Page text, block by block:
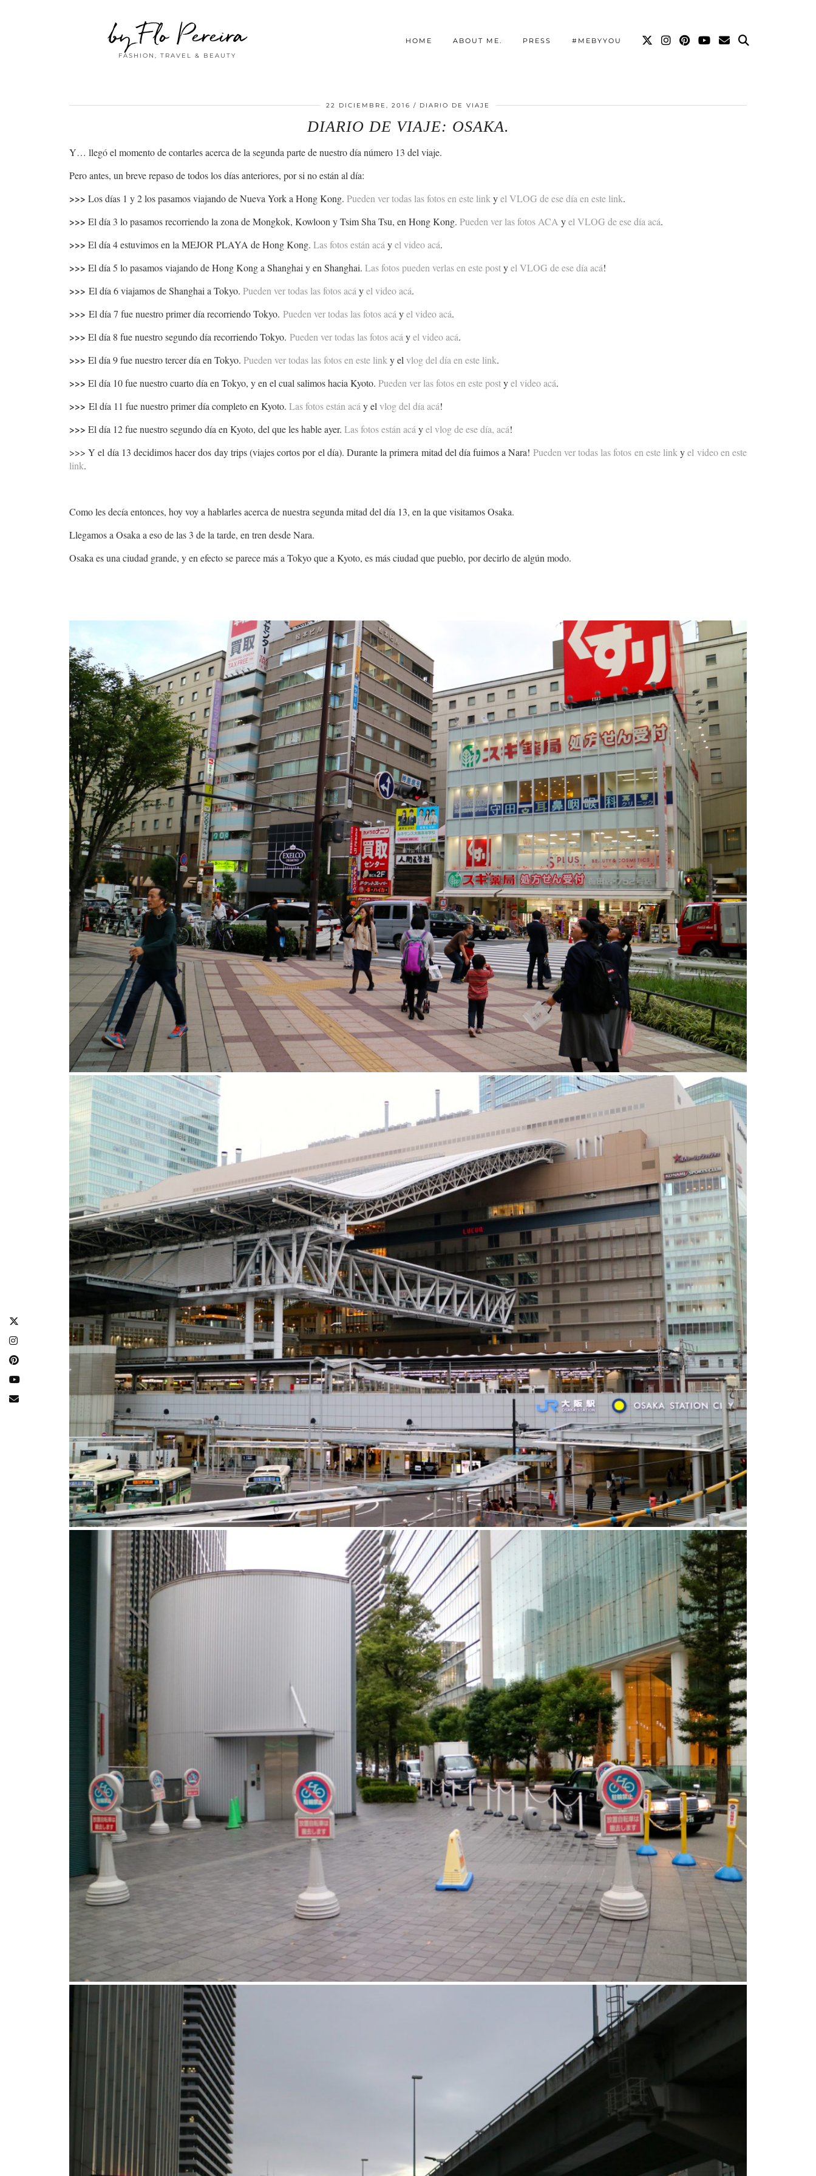
by Flo Pereira
FASHION, TRAVEL & BEAUTY
HOME ABOUT ME. PRESS #MEBYYOU
22 DICIEMBRE, 2016 DIARIO DE VIAJE
DIARIO DE VIAJE: OSAKA.
Y… llegó el momento de contarles acerca de la segunda parte de nuestro día número 13 del viaje.
Pero antes, un breve repaso de todos los días anteriores, por si no están al día:
>>> Los días 1 y 2 los pasamos viajando de Nueva York a Hong Kong. Pueden ver todas las fotos en este link yel VLOG de ese día en este link.
>>> El día 3 lo pasamos recorriendo la zona de Mongkok, Kowloon y Tsim Sha Tsu, en Hong Kong. Pueden ver las fotos ACA yel VLOG de ese día acá.
>>> El día 4 estuvimos en la MEJOR PLAYA de Hong Kong. Las fotos están acá yel video acá.
>>> El día 5 lo pasamos viajando de Hong Kong a Shanghai y en Shanghai. Las fotos pueden verlas en este postyel VLOG de ese día acá!
>>> El día 6 viajamos de Shanghai a Tokyo. Pueden ver todas las fotos acá yel video acá.
>>> El día 7 fue nuestro primer día recorriendo Tokyo. Pueden ver todas las fotos acá yel video acá.
>>> El día 8 fue nuestro segundo día recorriendo Tokyo. Pueden ver todas las fotos acá yel video acá.
>>> El día 9 fue nuestro tercer día en Tokyo. Pueden ver todas las fotos en este link y el vlog del día en este link.
>>> El día 10 fue nuestro cuarto día en Tokyo, y en el cual salimos hacia Kyoto. Pueden ver las fotos en este postyel video acá.
>>> El día 11 fue nuestro primer día completo en Kyoto. Las fotos están acá y el vlog del día acá!
>>> El día 12 fue nuestro segundo día en Kyoto, del que les hable ayer. Las fotos están acá yel vlog de ese día, acá!
>>> Y el día 13 decidimos hacer dos day trips (viajes cortos por el día). Durante la primera mitad del día fuimos a Nara! Pueden ver todas las fotos en este link yel video en este
link.
Como les decía entonces, hoy voy a hablarles acerca de nuestra segunda mitad del día 13, en la que visitamos Osaka.
Llegamos a Osaka a eso de las 3 de la tarde, en tren desde Nara.
Osaka es una ciudad grande, y en efecto se parece más a Tokyo que a Kyoto, es más ciudad que pueblo, por decirlo de algún modo.